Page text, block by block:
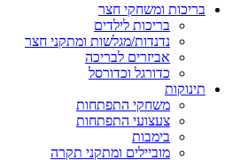
בריכות ומשחקי חצר
בריכות לילדים
נדנדות/מגלשות ומתקני חצר
אביזרים לבריכה
כדורגל וכדורסל
תינוקות
משחקי התפתחות
צעצועי התפתחות
בימבות
מוביילים ומתקני תקרה